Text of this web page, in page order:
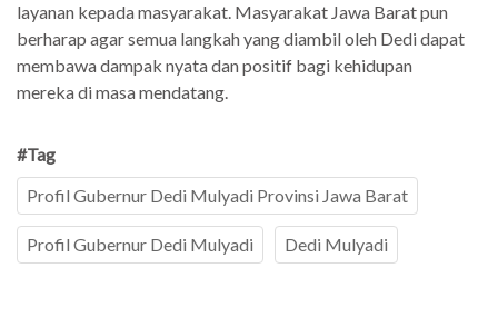
layanan kepada masyarakat. Masyarakat Jawa Barat pun
berharap agar semua langkah yang diambil oleh Dedi dapat
membawa dampak nyata dan positif bagi kehidupan
mereka di masa mendatang.
#Tag
Profil Gubernur Dedi Mulyadi Provinsi Jawa Barat
Profil Gubernur Dedi Mulyadi Dedi Mulyadi